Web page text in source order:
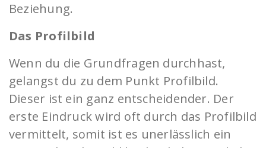
Beziehung.
Das Profilbild
Wenn du die Grundfragen durchhast,
gelangst du zu dem Punkt Profilbild.
Dieser ist ein ganz entscheidender. Der
erste Eindruck wird oft durch das Profilbild
vermittelt, somit ist es unerlässlich ein